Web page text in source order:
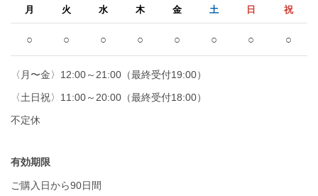
月 火 水 木 金 土 日 祝
○ ○ ○ ○ ○ ○ ○ ○
〈月〜金〉12:00～21:00（最終受付19:00）
〈土日祝〉11:00～20:00（最終受付18:00）
不定休
有効期限
ご購入日から90日間